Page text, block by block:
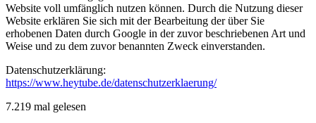
Website voll umfänglich nutzen können. Durch die Nutzung dieser
Website erklären Sie sich mit der Bearbeitung der über Sie
erhobenen Daten durch Google in der zuvor beschriebenen Art und
Weise und zu dem zuvor benannten Zweck einverstanden.
Datenschutzerklärung:
https://www.heytube.de/datenschutzerklaerung/
7.219 mal gelesen